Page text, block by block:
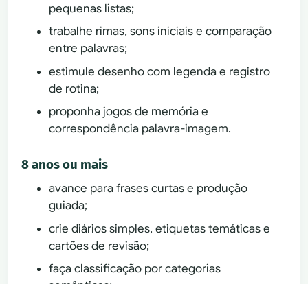
pequenas listas;
trabalhe rimas, sons iniciais e comparação
entre palavras;
estimule desenho com legenda e registro
de rotina;
proponha jogos de memória e
correspondência palavra-imagem.
8 anos ou mais
avance para frases curtas e produção
guiada;
crie diários simples, etiquetas temáticas e
cartões de revisão;
faça classificação por categorias